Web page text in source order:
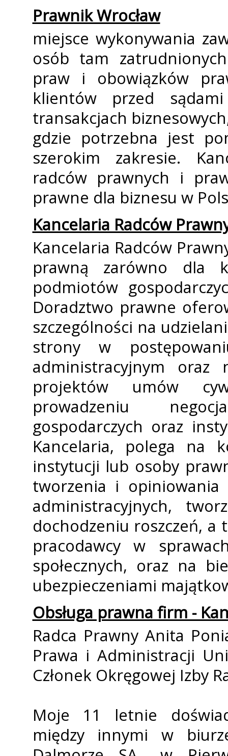
Prawnik Wrocław
miejsce wykonywania
osób tam
praw i obowiązków
klientów przed
transakcjach
gdzie potrzebna jest
szerokim zakresie.
radców prawnych i
prawne dla biznesu w
Kancelaria Radców
Kancelaria Radców
prawną zarówno dla
podmiotów
Doradztwo prawne
szczególności na
strony w
administracyjnym oraz
projektów umów
prowadzeniu
gospodarczych oraz
Kancelaria, polega na
instytucji lub osoby
tworzenia i opiniowania
administracyjnych,
dochodzeniu roszczeń,
pracodawcy w
społecznych, oraz na
ubezpieczeniami
Obsługa prawna firm -
Radca Prawny Anita
Prawa i Administracji
Członek Okręgowej Izby
Moje 11 letnie
między innymi w